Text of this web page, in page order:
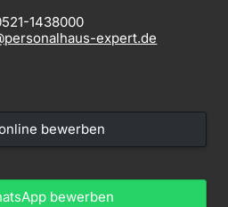
1438000
expert.de
bewerben
bewerben